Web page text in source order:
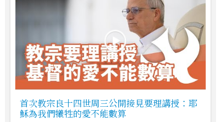
首次教宗良十四世周三公開接見要理講授：耶
穌為我們犧牲的愛不能數算